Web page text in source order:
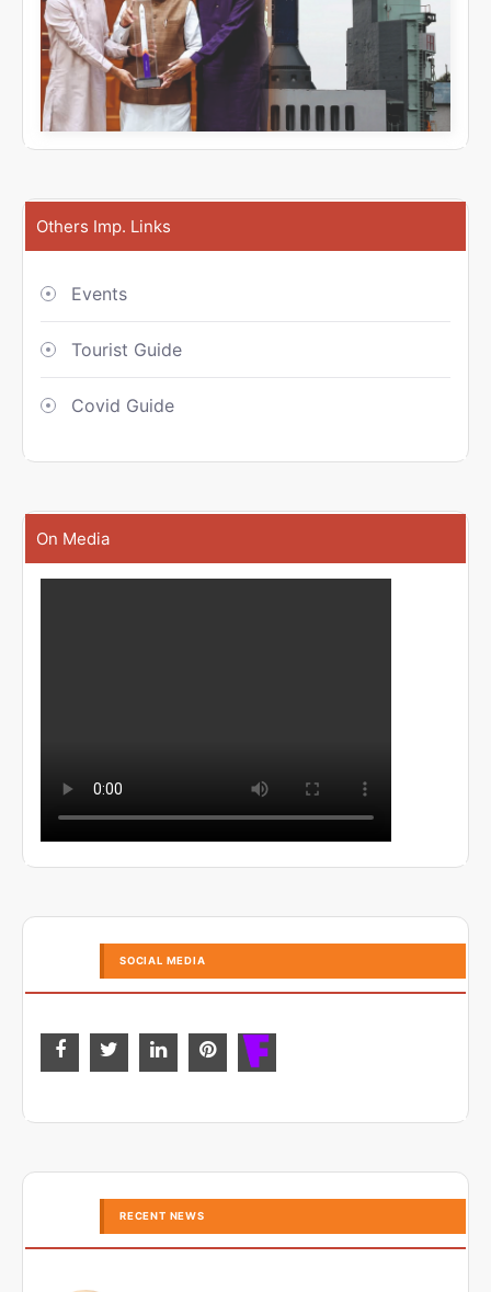
Others Imp. Links
Events
Tourist Guide
Covid Guide
On Media
SOCIAL MEDIA
RECENT NEWS